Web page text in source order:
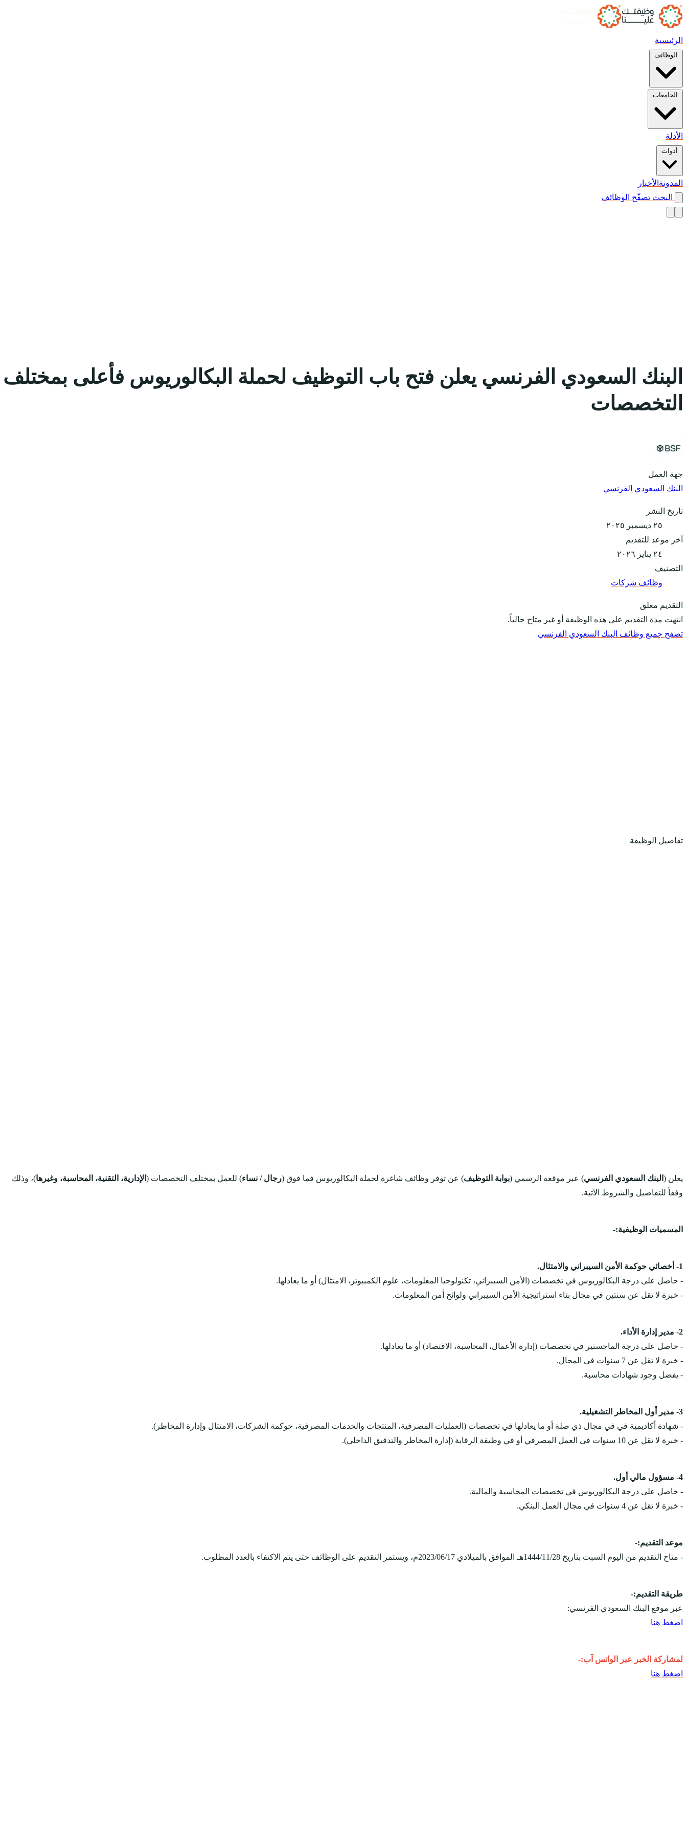
الرئيسية
الوظائف
الجامعات
الأدلة
أدوات
المدونة الأخبار
البحث تصفّح الوظائف
البنك السعودي الفرنسي يعلن فتح باب التوظيف لحملة البكالوريوس فأعلى بمختلف
التخصصات
جهة العمل
البنك السعودي الفرنسي
تاريخ النشر
٢٥ ديسمبر ٢٠٢٥
آخر موعد للتقديم
٢٤ يناير ٢٠٢٦
التصنيف
وظائف شركات
التقديم مغلق
انتهت مدة التقديم على هذه الوظيفة أو غير متاح حالياً.
تصفح جميع وظائف البنك السعودي الفرنسي
تفاصيل الوظيفة
يعلن ( البنك السعودي الفرنسي) عبر موقعه الرسمي (بوابة التوظيف) عن توفر وظائف شاغرة لحملة البكالوريوس فما فوق (رجال / نساء) للعمل بمختلف التخصصات ( الإدارية، التقنية، المحاسبة، وغيرها)، وذلك
وفقاً للتفاصيل والشروط الآتية.
المسميات الوظيفية:-
1- أخصائي حوكمة الأمن السيبراني والامتثال.
- حاصل على درجة البكالوريوس في تخصصات (الأمن السيبراني، تكنولوجيا المعلومات، علوم الكمبيوتر، الامتثال) أو ما يعادلها.
- خبرة لا تقل عن سنتين في مجال بناء استراتيجية الأمن السيبراني ولوائح أمن المعلومات.
2- مدير إدارة الأداء.
- حاصل على درجة الماجستير في تخصصات (إدارة الأعمال، المحاسبة، الاقتصاد) أو ما يعادلها.
- خبرة لا تقل عن 7 سنوات في المجال.
- يفضل وجود شهادات محاسبة.
3- مدير أول المخاطر التشغيلية.
- شهادة أكاديمية في في مجال ذي صلة أو ما يعادلها في تخصصات (العمليات المصرفية، المنتجات والخدمات المصرفية، حوكمة الشركات، الامتثال وإدارة المخاطر).
- خبرة لا تقل عن 10 سنوات في العمل المصرفي أو في وظيفة الرقابة (إدارة المخاطر والتدقيق الداخلي).
4- مسؤول مالي أول.
- حاصل على درجة البكالوريوس في تخصصات المحاسبة والمالية.
- خبرة لا تقل عن 4 سنوات في مجال العمل البنكي.
موعد التقديم:-
- متاح التقديم من اليوم السبت بتاريخ 1444/11/28هـ الموافق بالميلادي 2023/06/17م، ويستمر التقديم على الوظائف حتى يتم الاكتفاء بالعدد المطلوب.
طريقة التقديم:-
عبر موقع البنك السعودي الفرنسي:
اضغط هنا
لمشاركة الخبر عبر الواتس آب:-
اضغط هنا